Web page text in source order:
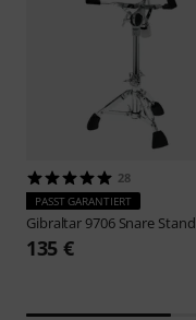
28
PASST GARANTIERT
Gibraltar 9706 Snare Stand
135 €